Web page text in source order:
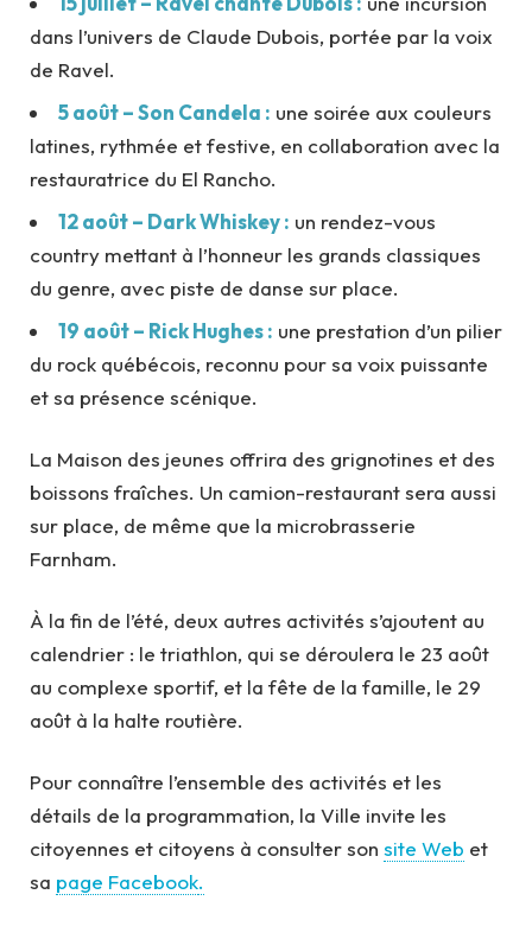
dans l’univers de Claude Dubois, portée par la voix
de Ravel.
5 août – Son Candela : une soirée aux couleurs
latines, rythmée et festive, en collaboration avec la
restauratrice du El Rancho.
12 août – Dark Whiskey : un rendez-vous
country mettant à l’honneur les grands classiques
du genre, avec piste de danse sur place.
19 août – Rick Hughes : une prestation d’un pilier
du rock québécois, reconnu pour sa voix puissante
et sa présence scénique.
La Maison des jeunes offrira des grignotines et des
boissons fraîches. Un camion-restaurant sera aussi
sur place, de même que la microbrasserie
Farnham.
À la fin de l’été, deux autres activités s’ajoutent au
calendrier : le triathlon, qui se déroulera le 23 août
au complexe sportif, et la fête de la famille, le 29
août à la halte routière.
Pour connaître l’ensemble des activités et les
détails de la programmation, la Ville invite les
citoyennes et citoyens à consulter son site Web et
sa page Facebook.